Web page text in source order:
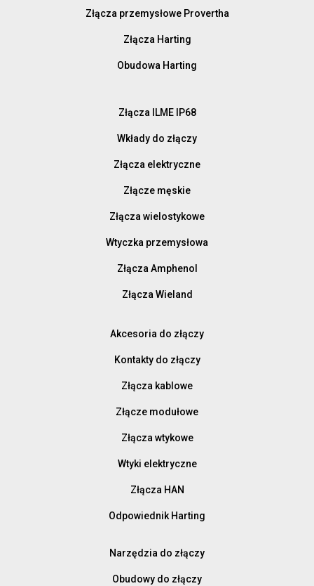
Złącza przemysłowe Provertha
Złącza Harting
Obudowa Harting
Złącza ILME IP68
Wkłady do złączy
Złącza elektryczne
Złącze męskie
Złącza wielostykowe
Wtyczka przemysłowa
Złącza Amphenol
Złącza Wieland
Akcesoria do złączy
Kontakty do złączy
Złącza kablowe
Złącze modułowe
Złącza wtykowe
Wtyki elektryczne
Złącza HAN
Odpowiednik Harting
Narzędzia do złączy
Obudowy do złączy